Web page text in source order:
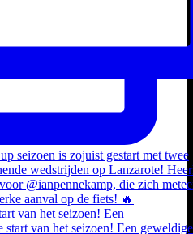
van het seizoen! Een